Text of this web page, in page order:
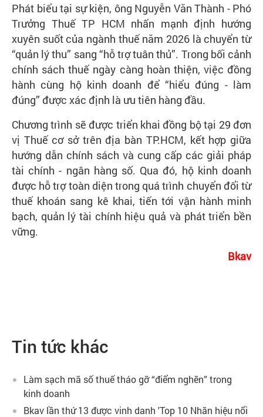
Phát biểu tại sự kiện, ông Nguyễn Văn Thành - Phó
Trưởng Thuế TP HCM nhấn mạnh định hướng
xuyên suốt của ngành thuế năm 2026 là chuyển từ
“quản lý thu” sang “hỗ trợ tuân thủ”. Trong bối cảnh
chính sách thuế ngày càng hoàn thiện, việc đồng
hành cùng hộ kinh doanh để “hiểu đúng - làm
đúng” được xác định là ưu tiên hàng đầu.
Chương trình sẽ được triển khai đồng bộ tại 29 đơn
vị Thuế cơ sở trên địa bàn TP.HCM, kết hợp giữa
hướng dẫn chính sách và cung cấp các giải pháp
tài chính - ngân hàng số. Qua đó, hộ kinh doanh
được hỗ trợ toàn diện trong quá trình chuyển đổi từ
thuế khoán sang kê khai, tiến tới vận hành minh
bạch, quản lý tài chính hiệu quả và phát triển bền
vững.
Bkav
Tin tức khác
Làm sạch mã số thuế tháo gỡ “điểm nghẽn” trong
kinh doanh
Bkav lần thứ 13 được vinh danh 'Top 10 Nhãn hiệu nổi